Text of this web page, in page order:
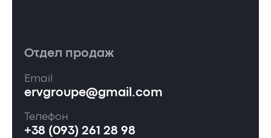
Отдел продаж
Email
ervgroupe@gmail.com
Телефон
+38 (093) 261 28 98